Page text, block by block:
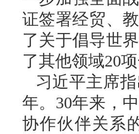
证签署经贸、
了关于倡导世
了其他领域20
习近平主席
年。30年来，
协作伙伴关系